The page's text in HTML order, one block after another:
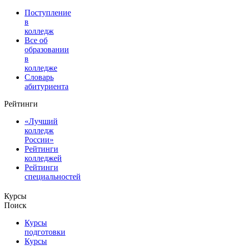
Поступление
в
колледж
Все об
образовании
в
колледже
Словарь
абитуриента
Рейтинги
«Лучший
колледж
России»
Рейтинги
колледжей
Рейтинги
специальностей
Курсы
Поиск
Курсы
подготовки
Курсы